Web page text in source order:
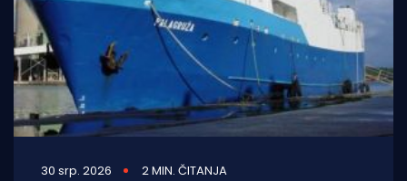
30 srp. 2026 2 MIN. ČITANJA